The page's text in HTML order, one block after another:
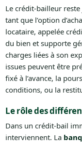
Le crédit-bailleur
tant que l’option
locataire, appelée
du bien et supporte
charges liées à son
issues peuvent être
fixé à l’avance, la
conditions, ou la
Le rôle des
Dans un crédit-bail
interviennent. La